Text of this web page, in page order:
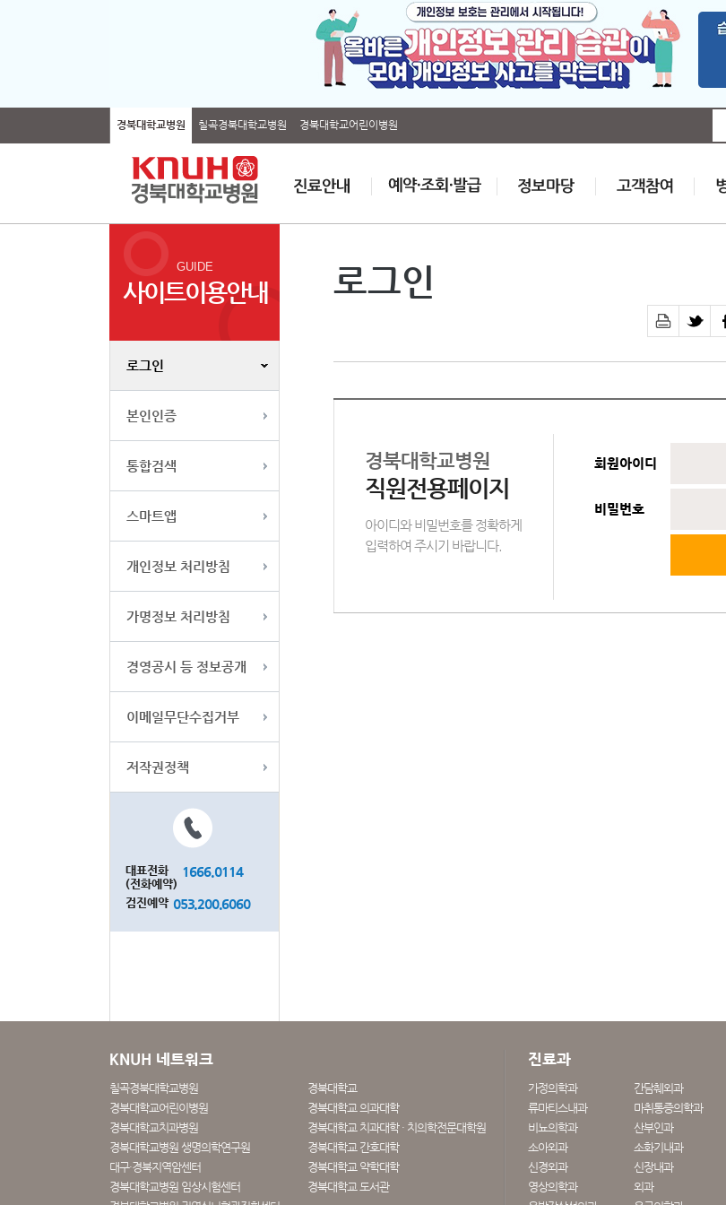
경북대학교병원 칠곡경북대학교병원 경북대학교어린이병원
GUIDE
사이트이용안내
로그인
본인인증
통합검색
스마트앱
개인정보 처리방침
가명정보 처리방침
경영공시 등 정보공개
이메일무단수집거부
저작권정책
대표전화
(전화예약)
1666.0114
검진예약 053.200.6060
로그인
경북대학교병원
직원전용페이지
아이디와 비밀번호를 정확하게
입력하여 주시기 바랍니다.
회원아이디
비밀번호
KNUH 네트워크
칠곡경북대학교병원
경북대학교
경북대학교어린이병원
경북대학교 의과대학
경북대학교치과병원
경북대학교 치과대학 · 치의학전문대학원
경북대학교병원 생명의학연구원
경북대학교 간호대학
대구·경북지역암센터
경북대학교 약학대학
경북대학교병원 임상시험센터
경북대학교 도서관
진료과
가정의학과 간담췌외과
류마티스내과
마취통증의학과
비뇨의학과
산부인과
소아외과
소화기내과
신경외과
신장내과
영상의학과
외과